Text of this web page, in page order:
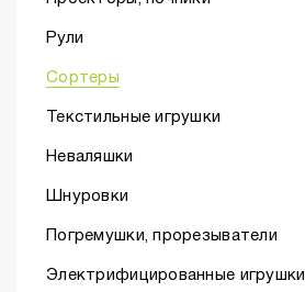
Рули
Сортеры
Текстильные игрушки
Неваляшки
Шнуровки
Погремушки, прорезыватели
Электрифицированные игрушки